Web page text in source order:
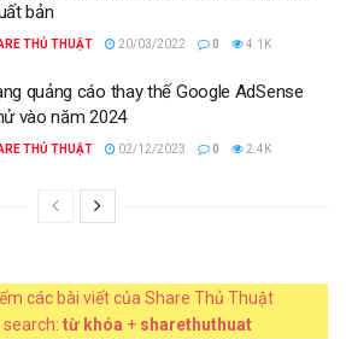
bản
THỦ THUẬT 20/03/2022 0 4.1K
quảng cáo thay thế Google AdSense
vào năm 2024
THỦ THUẬT 02/12/2023 0 2.4K
các bài viết của Share Thủ Thuật
từ khóa + sharethuthuat